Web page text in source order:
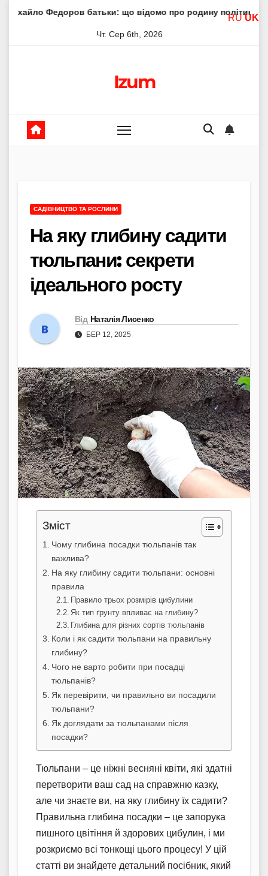
батьки: що відомо про родину політика Молитва
Чт. Сер 6th, 2026
Izum
САДІВНИЦТВО ТА РОСЛИНИ
На яку глибину садити
тюльпани: секрети
ідеального росту
Від Наталія Лисенко
БЕР 12, 2025
Зміст
Чому глибина посадки тюльпанів так
важлива?
На яку глибину садити тюльпани: основні
правила
Правило трьох розмірів цибулини
Як тип ґрунту впливає на глибину?
Глибина для різних сортів тюльпанів
Коли і як садити тюльпани на правильну
глибину?
Чого не варто робити при посадці
тюльпанів?
Як перевірити, чи правильно ви посадили
тюльпани?
Як доглядати за тюльпанами після
посадки?
Тюльпани – це ніжні весняні квіти, які здатні
перетворити ваш сад на справжню казку,
але чи знаєте ви, на яку глибину їх садити?
Правильна глибина посадки – це запорука
пишного цвітіння й здорових цибулин, і ми
розкриємо всі тонкощі цього процесу! У цій
статті ви знайдете детальний посібник, який
RU UK